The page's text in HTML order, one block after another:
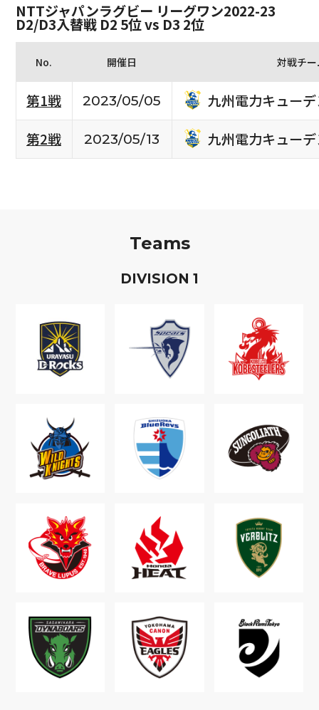
NTTジャパンラグビー リーグワン2022-23
D2/D3入替戦 D2 5位 vs D3 2位
No. 開催日 対戦チ
第1戦 2023/05/05
九州電力キュー
第2戦
2023/05/13 九州電力キュー
Teams
DIVISION 1